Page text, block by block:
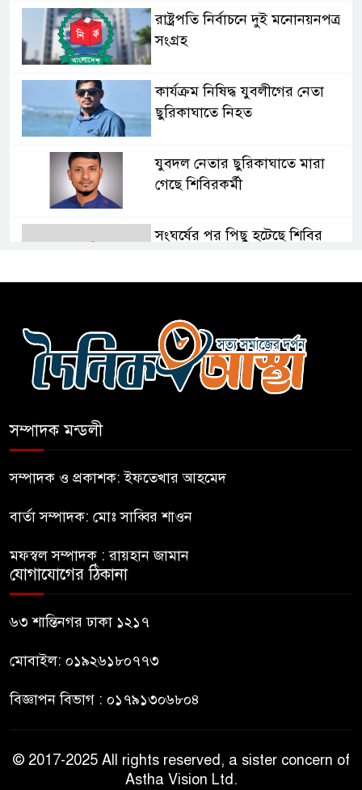
রাষ্ট্রপতি নির্বাচনে দুই মনোনয়নপত্র
সংগ্রহ
কার্যক্রম নিষিদ্ধ যুবলীগের নেতা
ছুরিকাঘাতে নিহত
যুবদল নেতার ছুরিকাঘাতে মারা
গেছে শিবিরকর্মী
সংঘর্ষের পর পিছু হটেছে শিবির
আছে ছাত্রদল
হযরত শাহজালাল বিমানবন্দরে
কিশোর
ভারত থেকে আসছে ২ দশমিক ৩
সম্পাদক মন্ডলী
সম্পাদক ও প্রকাশক: ইফতেখার আহমেদ
বার্তা সম্পাদক: মোঃ সাব্বির শাওন
মফস্বল সম্পাদক : রায়হান জামান
যোগাযোগের ঠিকানা
৬৩ শান্তিনগর ঢাকা ১২১৭
মোবাইল: ০১৯২৬১৮০৭৭৩
বিজ্ঞাপন বিভাগ : ০১৭৯১৩০৬৮০৪
© 2017-2025 All rights reserved, a sister concern of
Astha Vision Ltd.